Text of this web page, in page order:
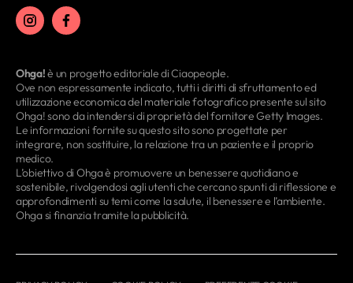
Ohga!è un progetto editoriale di Ciaopeople.
Ove non espressamente indicato, tutti i diritti di sfruttamento ed
utilizzazione economica del materiale fotografico presente sul sito
Ohga! sono da intendersi di proprietà del fornitore Getty Images.
Le informazioni fornite su questo sito sono progettate per
integrare, non sostituire, la relazione tra un paziente e il proprio
medico.
L’obiettivo di Ohga è promuovere un benessere quotidiano e
sostenibile, rivolgendosi agli utenti che cercano spunti di riflessione e
approfondimenti su temi come la salute, il benessere e l’ambiente.
Ohga si finanzia tramite la pubblicità.